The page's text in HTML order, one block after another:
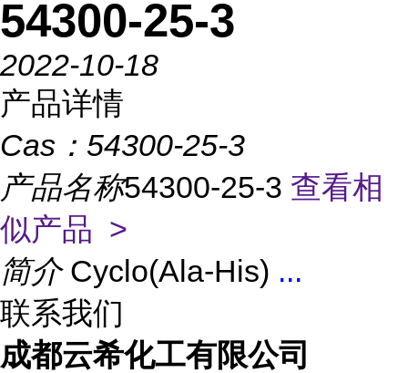
54300-25-3
2022-10-18
产品详情
Cas： 54300-25-3
产品名称54300-25-3 查看相
似产品 >
简介 Cyclo(Ala-His) ...
联系我们
成都云希化工有限公司